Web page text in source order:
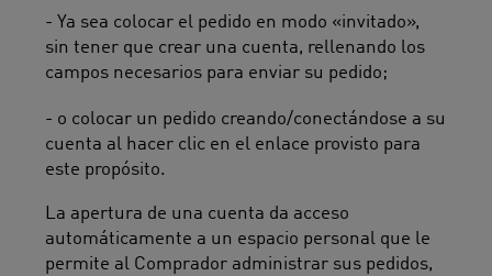
- Ya sea colocar el pedido en modo «invitado»,
sin tener que crear una cuenta, rellenando los
campos necesarios para enviar su pedido;
- o colocar un pedido creando/conectándose a su
cuenta al hacer clic en el enlace provisto para
este propósito.
La apertura de una cuenta da acceso
automáticamente a un espacio personal que le
permite al Comprador administrar sus pedidos,